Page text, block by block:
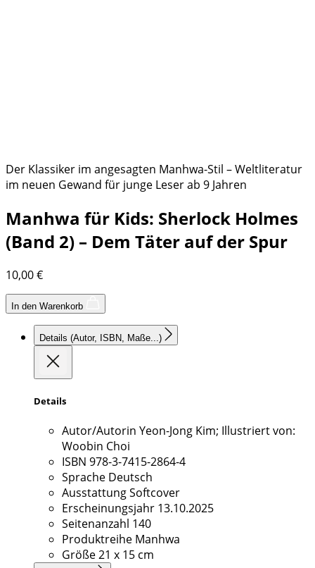
Der Klassiker im angesagten Manhwa-Stil – Weltliteratur
im neuen Gewand für junge Leser ab 9 Jahren
Manhwa für Kids: Sherlock Holmes
(Band 2) – Dem Täter auf der Spur
10,00€
In den Warenkorb
Details (Autor, ISBN, Maße...)
Details
Autor/Autorin Yeon-Jong Kim; Illustriert von:
Woobin Choi
ISBN 978-3-7415-2864-4
Sprache Deutsch
AusstattungSoftcover
Erscheinungsjahr 13.10.2025
Seitenanzahl 140
Produktreihe Manhwa
Größe21 x 15 cm